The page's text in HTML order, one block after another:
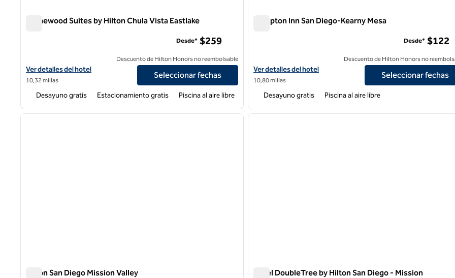
Homewood Suites by Hilton Chula Vista Eastlake
Ver detalles del hotel Homewood Suites by Hilton Chula Vista Eastlake
Ver detalles del hotel
10,32 millas
Desde* $259
Descuento de Hilton Honors no reembolsable
Seleccionar fechas
Desayuno gratis Estacionamiento gratis Piscina al aire libre
Hampton Inn San Diego-Kearny Mesa
Ver detalles del hotel Hampton Inn San Diego-Kearny Mesa
Ver detalles del hotel
10,80 millas
Desde* $122
Descuento de Hilton Honors no
Seleccionar fechas
Desayuno gratis Piscina al aire libre
1 de 12
siguiente imagen
Hilton San Diego Mission Valley
1 de 12
Hotel DoubleTree by Hilton San Diego - Mission